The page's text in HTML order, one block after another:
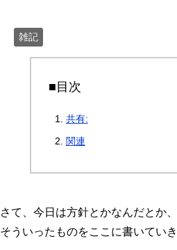
雑記
■目次
共有:
関連
さて、今日は方針とかなんだとか、
そういったものをここに書いてい